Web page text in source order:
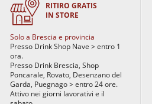
RITIRO GRATIS
IN STORE
Solo a Brescia e provincia
Presso Drink Shop Nave > entro 1
ora.
Presso Drink Brescia, Shop
Poncarale, Rovato, Desenzano del
Garda, Puegnago > entro 24 ore.
Attivo nei giorni lavorativi e il